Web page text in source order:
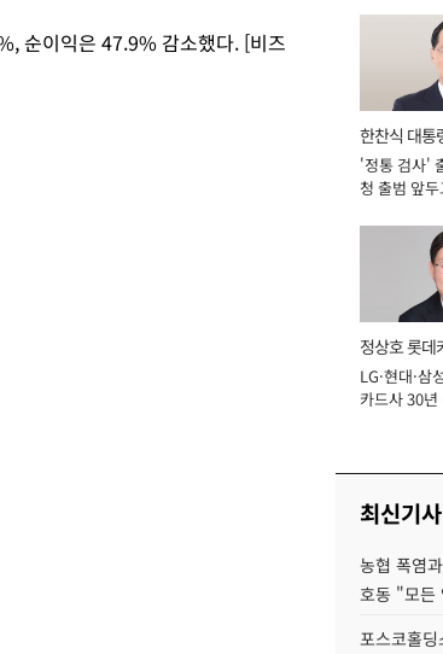
순이익은 47.9% 감소했다. [비즈
한찬식 대통
서관
'정통 검사'
청 출범 앞
정상호 롯데
장
LG·현대·삼
카드사 30
최신기사
농협 폭염
호동 "모든
포스코홀